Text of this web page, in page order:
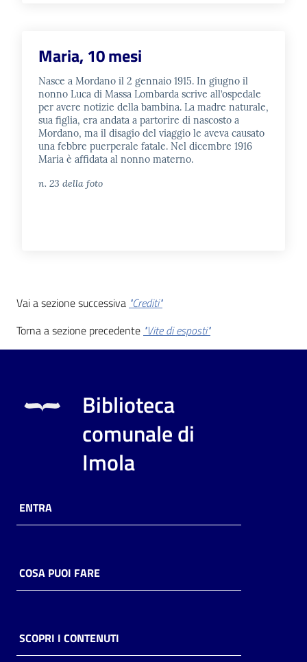
Maria, 10 mesi
Nasce a Mordano il 2 gennaio 1915. In giugno il
nonno Luca di Massa Lombarda scrive all’ospedale
per avere notizie della bambina. La madre naturale,
sua figlia, era andata a partorire di nascosto a
Mordano, ma il disagio del viaggio le aveva causato
una febbre puerperale fatale. Nel dicembre 1916
Maria è affidata al nonno materno.
n. 23 della foto
Vai a sezione successiva "Crediti"
Torna a sezione precedente "Vite di esposti"
Biblioteca
comunale di
Imola
ENTRA
COSA PUOI FARE
SCOPRI I CONTENUTI